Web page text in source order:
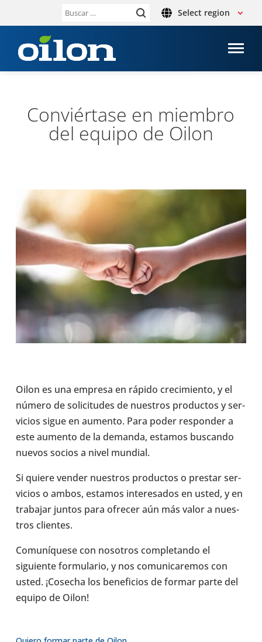
Buscar: Select region
Con­viér­tase en miembro
del equipo de Oilon
Oilon es una empresa en rápido cre­ci­miento, y el
número de soli­ci­tu­des de nues­tros pro­duc­tos y ser­
vi­cios sigue en aumento. Para poder res­pon­der a
este aumento de la demanda, estamos bus­cando
nuevos socios a nivel mundial.
Si quiere vender nues­tros pro­duc­tos o prestar ser­
vi­cios o ambos, estamos intere­sa­dos ​​en usted, y en
tra­ba­jar juntos para ofrecer aún más valor a nues­
tros clien­tes.
Comu­ní­quese con noso­tros com­ple­tando el
siguiente for­mu­la­rio, y nos comu­ni­ca­re­mos con
usted. ¡Cosecha los bene­fi­cios de formar parte del
equipo de Oilon!